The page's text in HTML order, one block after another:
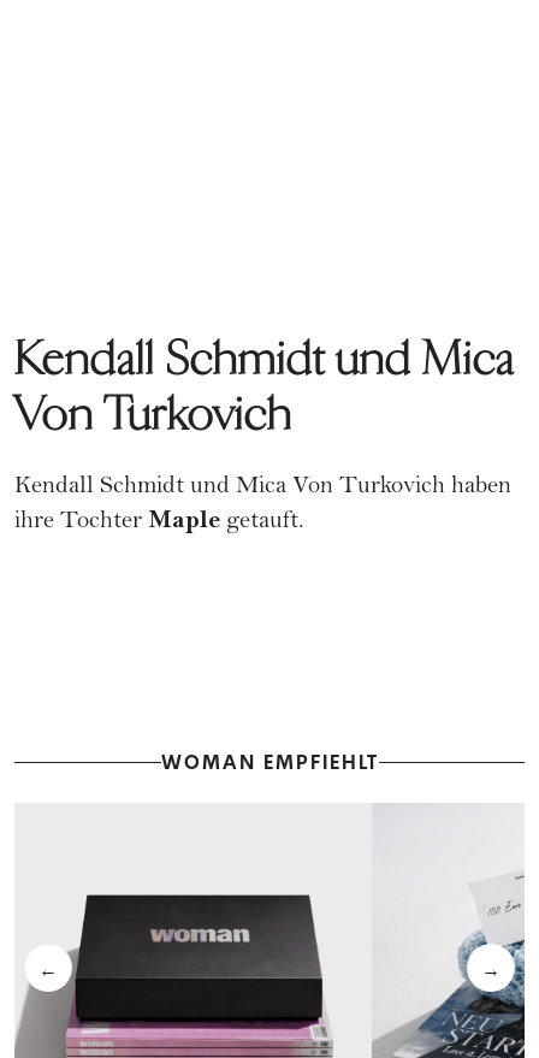
Kendall Schmidt und Mica
Von Turkovich
Kendall Schmidt und Mica Von Turkovich haben
ihre Tochter Maple getauft.
WOMAN EMPFIEHLT
← →